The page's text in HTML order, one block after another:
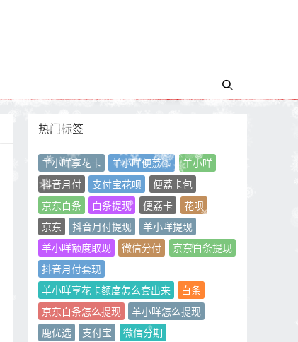
热门标签
羊小咩享花卡 羊小咩便荔卡
羊小咩
抖音月付
支付宝花呗
便荔卡包
京东白条
白条提现 便荔卡
花呗
京东
抖音月付提现
羊小咩提现
羊小咩额度取现
微信分付
京东白条提现
抖音月付套现
羊小咩享花卡额度怎么套出来
白条
京东白条怎么提现
羊小咩怎么提现
鹿优选
支付宝
微信分期